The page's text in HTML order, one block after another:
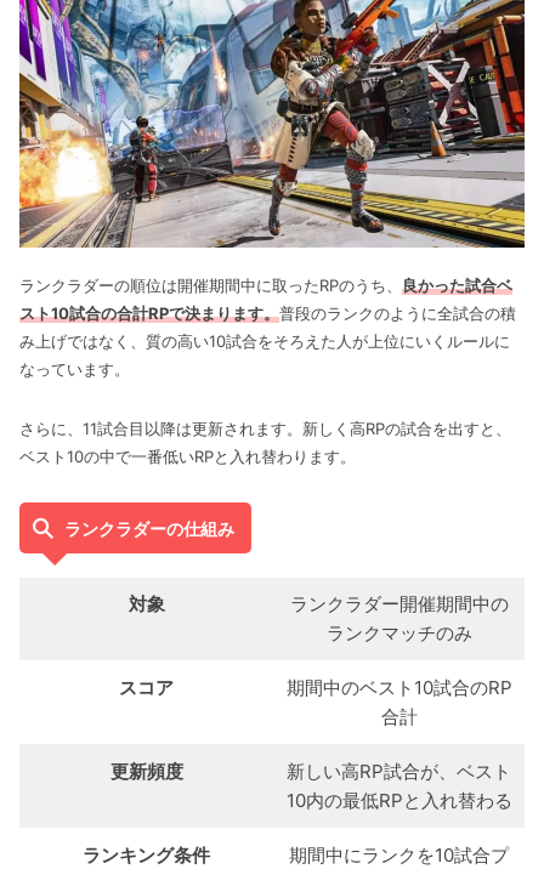
ランクラダーの順位は開催期間中に取ったRPのうち、 良かった試合ベ
スト10試合の合計RPで決まります。普段のランクのように全試合の積
み上げではなく、質の高い10試合をそろえた人が上位にいくルールに
なっています。
さらに、11試合目以降は更新されます。新しく高RPの試合を出すと、
ベスト10の中で一番低いRPと入れ替わります。
ランクラダーの仕組み
対象
ランクラダー開催期間中の
ランクマッチのみ
スコア
期間中のベスト10試合のRP
合計
更新頻度
新しい高RP試合が、ベスト
10内の最低RPと入れ替わる
ランキング条件
期間中にランクを10試合プ